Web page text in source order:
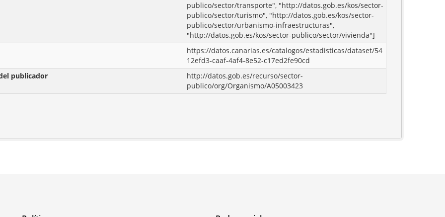
publico/sector/transporte", "http://datos.gob.es/kos/sector-
publico/sector/turismo", "http://datos.gob.es/kos/sector-
publico/sector/urbanismo-infraestructuras",
"http://datos.gob.es/kos/sector-publico/sector/vivienda"]
https://datos.canarias.es/catalogos/estadisticas/dataset/54
12efd3-caaf-4af4-8e52-c17ed2fe90cd
publicador
http://datos.gob.es/recurso/sector-
publico/org/Organismo/A05003423